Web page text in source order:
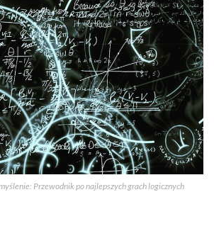
Przewodnik po najlepszych grach logicznych